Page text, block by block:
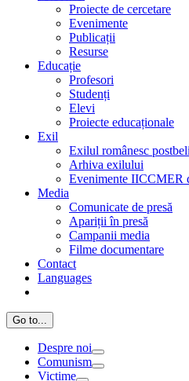
Proiecte de cercetare
Evenimente
Publicații
Resurse
Educație
Profesori
Studenți
Elevi
Proiecte educaționale
Exil
Exilul românesc
Arhiva exilului
Evenimente IICCMER
Media
Comunicate de presă
Apariții în presă
Campanii media
Filme documentare
Contact
Languages
Go to...
Despre noi
Comunism
Victime